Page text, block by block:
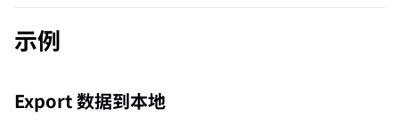
示例
Export 数据到本地